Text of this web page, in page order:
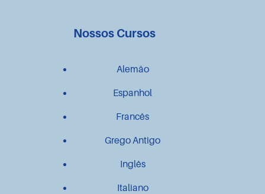
Nossos Cursos
Alemão
Espanhol
Francês
Grego Antigo
Inglês
Italiano